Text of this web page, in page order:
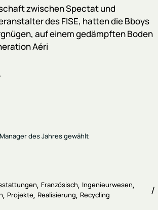
zwischen Spectat und
des FISE, hatten die Bboys
auf einem gedämpften Boden
Aéri
Französisch Ingenieurwesen
Projekte Realisierung Recycling